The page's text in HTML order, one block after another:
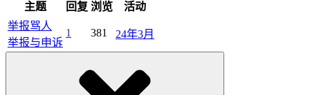
主题 回复 浏览
活动
举报骂人
举报与申诉
1 381 24年3月